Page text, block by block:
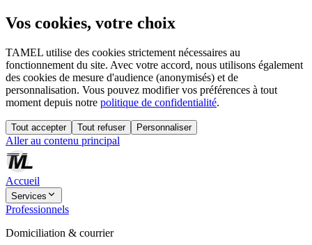
Vos cookies, votre choix
TAMEL utilise des cookies strictement nécessaires au
fonctionnement du site. Avec votre accord, nous utilisons également
des cookies de mesure d'audience (anonymisés) et de
personnalisation. Vous pouvez modifier vos préférences à tout
moment depuis notre politique de confidentialité.
Tout accepter Tout refuser Personnaliser
Aller au contenu principal
Accueil
Services
Professionnels
Domiciliation & courrier